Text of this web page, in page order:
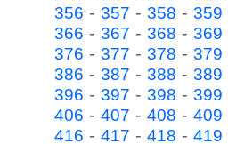
356 - 357 - 358 - 359
366 - 367 - 368 - 369
376 - 377 - 378 - 379
386 - 387 - 388 - 389
396 - 397 - 398 - 399
406 - 407 - 408 - 409
416 - 417 - 418 - 419